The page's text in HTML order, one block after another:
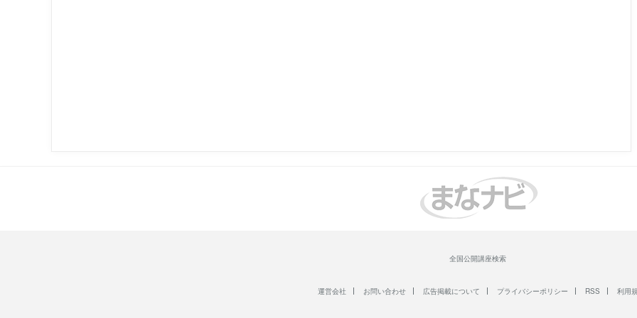
全国公開講座検索
運営会社 お問い合わせ 広告掲載について プライバシーポリシー RSS 利用